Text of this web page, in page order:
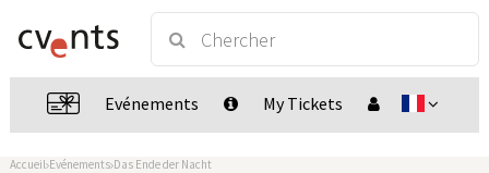
Evénements My Tickets
Accueil Evénements Das Ende der Nacht